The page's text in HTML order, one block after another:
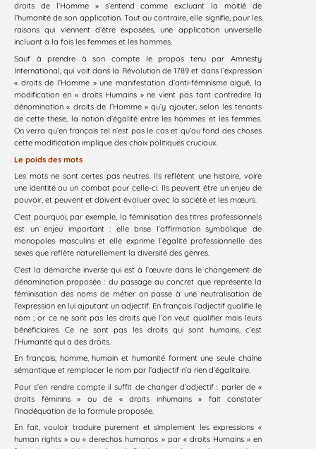
droits de l’Homme » s’entend comme excluant la moitié de
l’humanité de son application. Tout au contraire, elle signifie, pour les
raisons qui viennent d’être exposées, une application universelle
incluant à la fois les femmes et les hommes.
Sauf à prendre à son compte le propos tenu par Amnesty
International, qui voit dans la Révolution de 1789 et dans l’expression
« droits de l’Homme » une manifestation d’anti-féminisme aiguë, la
modification en « droits Humains » ne vient pas tant contredire la
dénomination « droits de l’Homme » qu’y ajouter, selon les tenants
de cette thèse, la notion d’égalité entre les hommes et les femmes.
On verra qu’en français tel n’est pas le cas et qu’au fond des choses
cette modification implique des choix politiques cruciaux.
Le poids des mots
Les mots ne sont certes pas neutres. Ils reflètent une histoire, voire
une identité ou un combat pour celle-ci. Ils peuvent être un enjeu de
pouvoir, et peuvent et doivent évoluer avec la société et les mœurs.
C’est pourquoi, par exemple, la féminisation des titres professionnels
est un enjeu important : elle brise l’affirmation symbolique de
monopoles masculins et elle exprime l’égalité professionnelle des
sexes que reflète naturellement la diversité des genres.
C’est la démarche inverse qui est à l’œuvre dans le changement de
dénomination proposée : du passage au concret que représente la
féminisation des noms de métier on passe à une neutralisation de
l’expression en lui ajoutant un adjectif. En français l’adjectif qualifie le
nom ; or ce ne sont pas les droits que l’on veut qualifier mais leurs
bénéficiaires. Ce ne sont pas les droits qui sont humains, c’est
l’Humanité qui a des droits.
En français, homme, humain et humanité forment une seule chaîne
sémantique et remplacer le nom par l’adjectif n’a rien d’égalitaire.
Pour s’en rendre compte il suffit de changer d’adjectif : parler de «
droits féminins » ou de « droits inhumains » fait constater
l’inadéquation de la formule proposée.
En fait, vouloir traduire purement et simplement les expressions «
human rights » ou « derechos humanos » par « droits Humains » en